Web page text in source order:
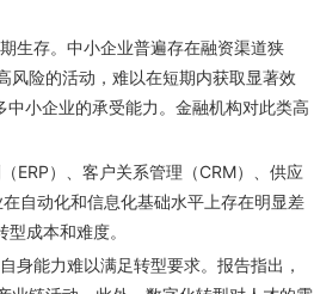
生存。中小企业普遍存在融资渠道狭
风险的活动，难以在短期内获取显著效
小企业的承受能力。金融机构对此类高
ERP）、客户关系管理（CRM）、供应
自动化和信息化基础水平上存在明显差
成本和难度。
身能力难以满足转型要求。报告指出，